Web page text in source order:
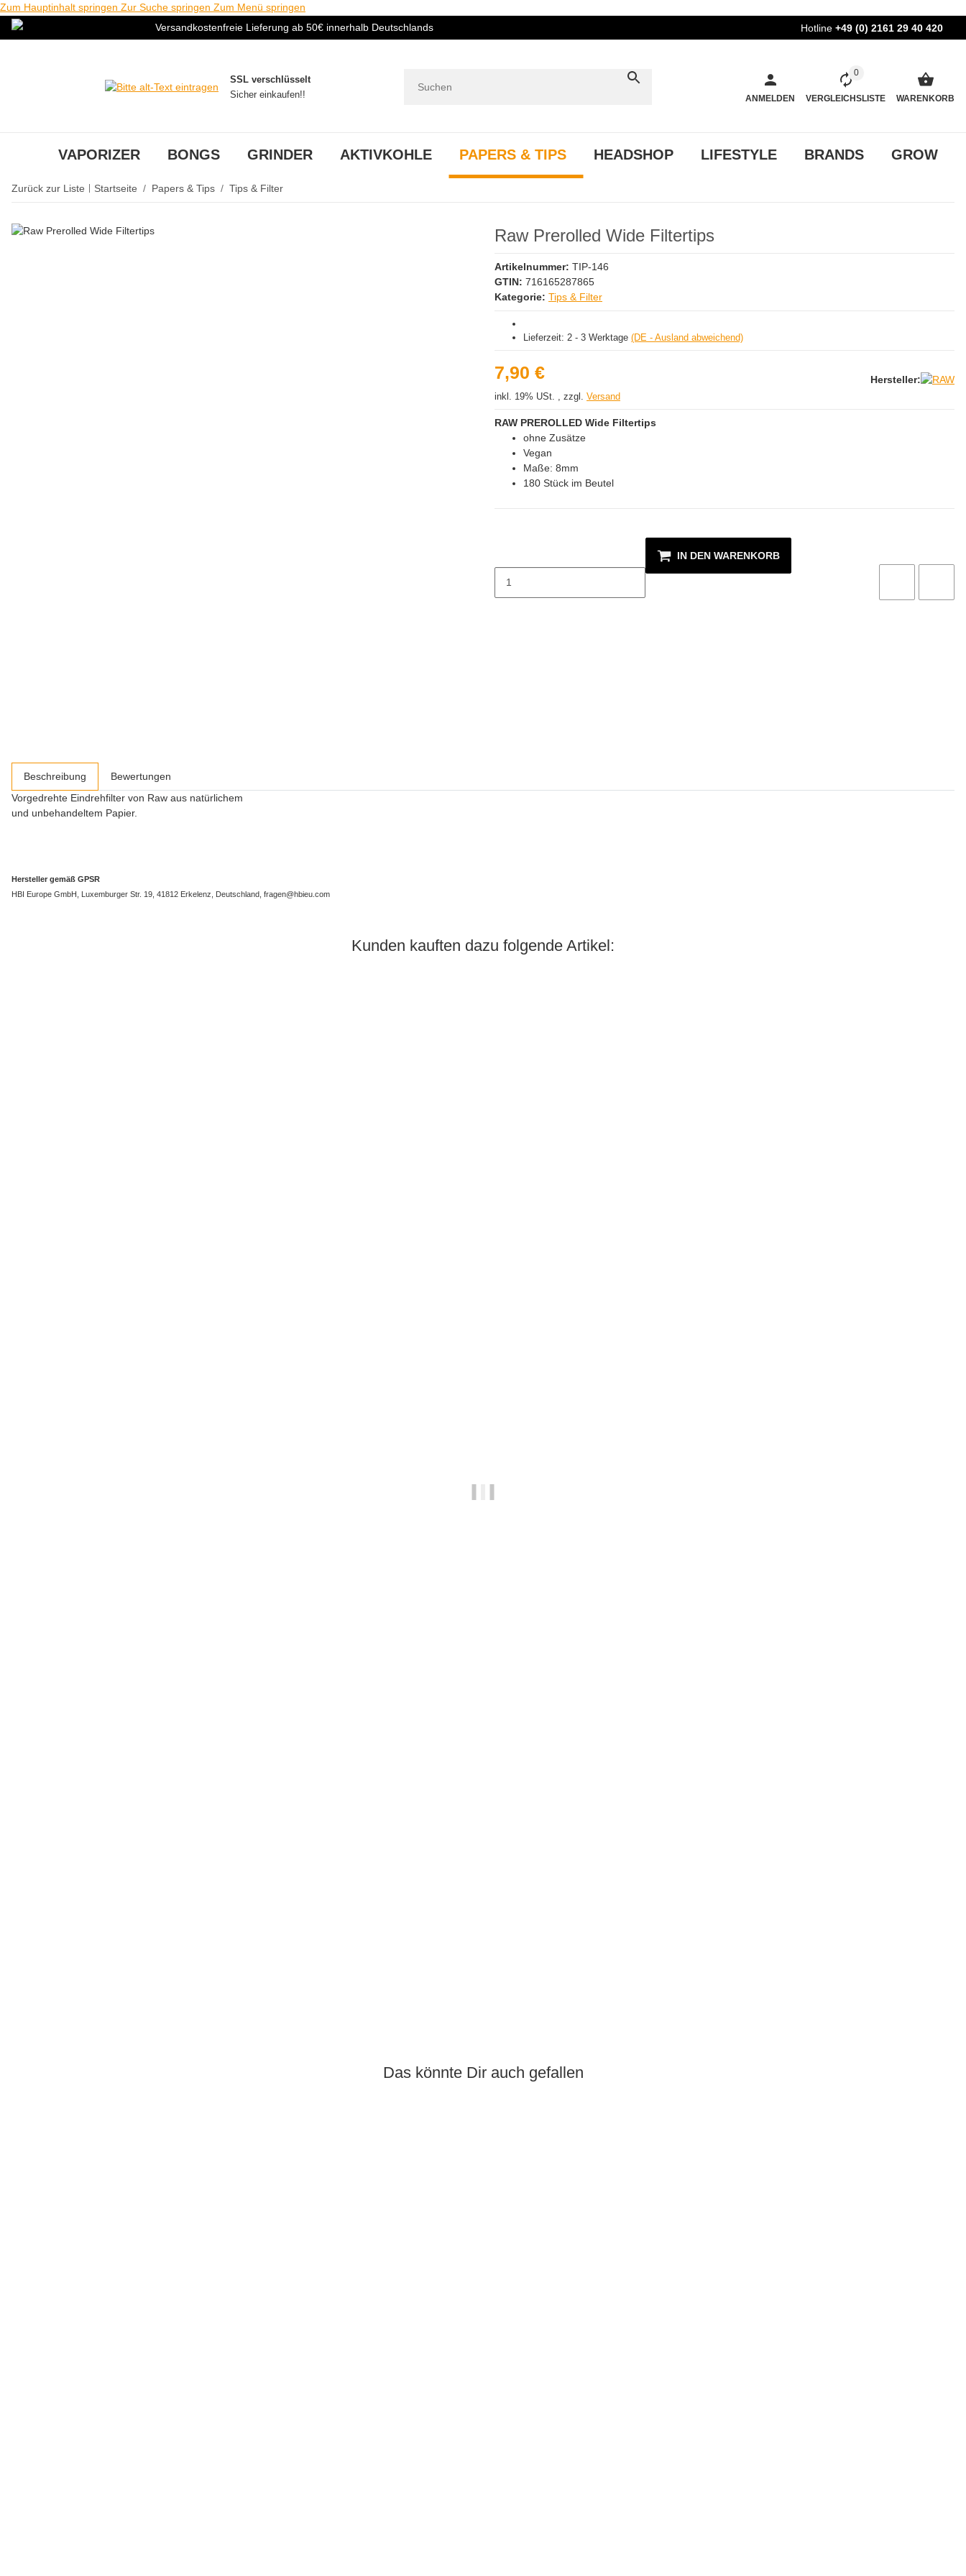
Zum Hauptinhalt springen Zur Suche springen Zum Menü springen
Versandkostenfreie Lieferung ab 50€ innerhalb Deutschlands
Hotline +49 (0) 2161 29 40 420
SSL verschlüsselt
Sicher einkaufen!!
ANMELDEN
0
VERGLEICHSLISTE WARENKORB
VAPORIZER BONGS GRINDER AKTIVKOHLE PAPERS & TIPS HEADSHOP LIFESTYLE BRANDS GROW
Zurück zur Liste Startseite Papers & Tips Tips & Filter
Raw Prerolled Wide Filtertips
Artikelnummer: TIP-146
GTIN: 716165287865
Kategorie: Tips & Filter
Lieferzeit: 2 - 3 Werktage (DE - Ausland abweichend)
7,90 €
inkl. 19% USt. , zzgl. Versand
Hersteller:
RAW PREROLLED Wide Filtertips
ohne Zusätze
Vegan
Maße: 8mm
180 Stück im Beutel
IN DEN WARENKORB
Beschreibung
Bewertungen
Vorgedrehte Eindrehfilter von Raw aus natürlichem
und unbehandeltem Papier.
Hersteller gemäß GPSR
HBI Europe GmbH, Luxemburger Str. 19, 41812 Erkelenz, Deutschland, fragen@hbieu.com
Kunden kauften dazu folgende Artikel:
Das könnte Dir auch gefallen